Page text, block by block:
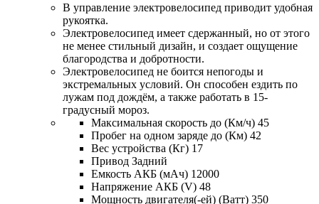
В управление электровелосипед приводит удобная
рукоятка.
Электровелосипед имеет сдержанный, но от этого
не менее стильный дизайн, и создает ощущение
благородства и добротности.
Электровелосипед не боится непогоды и
экстремальных условий. Он способен ездить по
лужам под дождём, а также работать в 15-
градусный мороз.
Максимальная скорость до (Км/ч) 45
Пробег на одном заряде до (Км) 42
Вес устройства (Кг) 17
Привод Задний
Емкость АКБ (мАч) 12000
Напряжение АКБ (V) 48
Мощность двигателя(-ей) (Ватт) 350